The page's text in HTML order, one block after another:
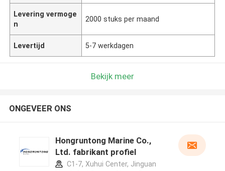
Levering vermoge
n
2000 stuks per maand
Levertijd 5-7 werkdagen
Bekijk meer
ONGEVEER ONS
Hongruntong Marine Co.,
Ltd. fabrikant profiel
C1-7, Xuhui Center, Jinguan